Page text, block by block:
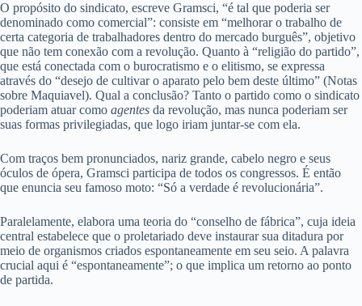
O propósito do sindicato, escreve Gramsci, “é tal que poderia ser
denominado como comercial”: consiste em “melhorar o trabalho de
certa categoria de trabalhadores dentro do mercado burguês”, objetivo
que não tem conexão com a revolução. Quanto à “religião do partido”,
que está conectada com o burocratismo e o elitismo, se expressa
através do “desejo de cultivar o aparato pelo bem deste último” (Notas
sobre Maquiavel). Qual a conclusão? Tanto o partido como o sindicato
poderiam atuar como agentes da revolução, mas nunca poderiam ser
suas formas privilegiadas, que logo iriam juntar-se com ela.
Com traços bem pronunciados, nariz grande, cabelo negro e seus
óculos de ópera, Gramsci participa de todos os congressos. É então
que enuncia seu famoso moto: “Só a verdade é revolucionária”.
Paralelamente, elabora uma teoria do “conselho de fábrica”, cuja ideia
central estabelece que o proletariado deve instaurar sua ditadura por
meio de organismos criados espontaneamente em seu seio. A palavra
crucial aqui é “espontaneamente”; o que implica um retorno ao ponto
de partida.